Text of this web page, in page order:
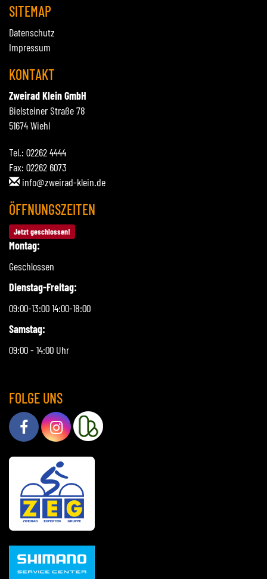
SITEMAP
Datenschutz
Impressum
KONTAKT
Zweirad Klein GmbH
Bielsteiner Straße 78
51674 Wiehl
Tel.: 02262 4444
Fax: 02262 6073
info@zweirad-klein.de
ÖFFNUNGSZEITEN
Jetzt geschlossen!
Montag:
Geschlossen
Dienstag-Freitag:
09:00-13:00 14:00-18:00
Samstag:
09:00 - 14:00 Uhr
FOLGE UNS